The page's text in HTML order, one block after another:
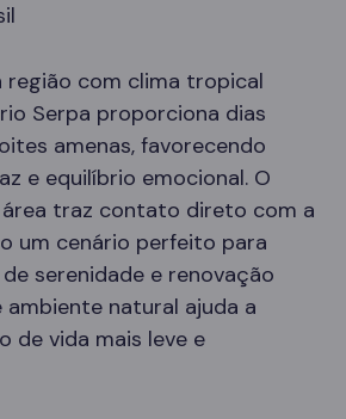
região com clima tropical
Serpa proporciona dias
amenas, favorecendo
e equilíbrio emocional. O
traz contato direto com a
um cenário perfeito para
serenidade e renovação
ambiente natural ajuda a
de vida mais leve e